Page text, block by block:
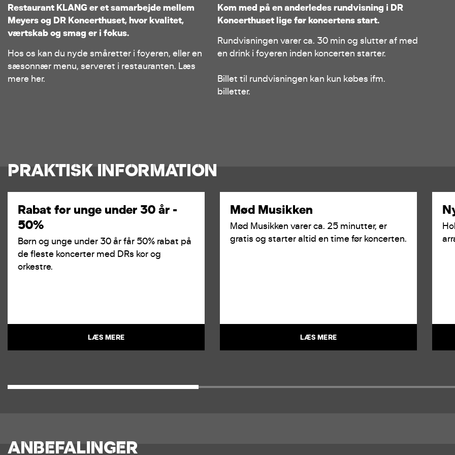
Restaurant KLANG er et samarbejde mellem
Meyers og DR Koncerthuset, hvor kvalitet,
værtskab og smag er i fokus.
Hos os kan du nyde småretter i foyeren, eller en
sæsonnær menu, serveret i restauranten. Læs
mere her.
Kom med på en anderledes rundvisning i DR
Koncerthuset lige før koncertens start.
Rundvisningen varer ca. 30 min og slutter af med
en drink i foyeren inden koncerten starter.
Billet til rundvisningen kan kun købes ifm.
billetter.
PRAKTISK INFORMATION
Rabat for unge under 30 år -
50%
Børn og unge under 30 år får 50% rabat på
de fleste koncerter med DRs kor og
orkestre.
LÆS MERE
Mød Musikken
Mød Musikken varer ca. 25 minutter, er
gratis og starter altid en time før koncerten.
LÆS MERE
ANBEFALINGER